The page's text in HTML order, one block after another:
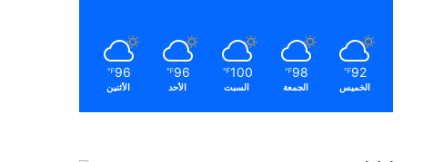
92
℉
الخميس
98
℉
الجمعة
100
℉
السبت
96
℉
الأحد
96
℉
الأثنين